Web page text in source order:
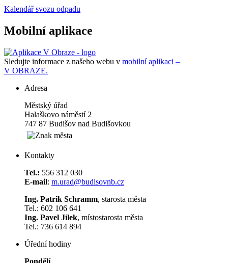
Kalendář svozu odpadu
Mobilní aplikace
Sledujte informace z našeho webu v mobilní aplikaci –
V OBRAZE.
Adresa
Městský úřad
Halaškovo náměstí 2
747 87 Budišov nad Budišovkou
Kontakty
Tel.: 556 312 030
E-mail: m.urad@budisovnb.cz
Ing. Patrik Schramm, starosta města
Tel.: 602 106 641
Ing. Pavel Jílek, místostarosta města
Tel.: 736 614 894
Úřední hodiny
Pondělí